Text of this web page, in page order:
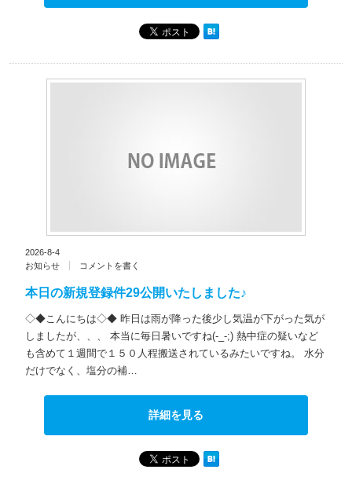
2026-8-4
お知らせ
コメントを書く
本日の新規登録件29公開いたしました♪
◇◆こんにちは◇◆ 昨日は雨が降った後少し気温が下がった気が
しましたが、、、 本当に毎日暑いですね(-_-;) 熱中症の疑いなど
も含めて１週間で１５０人程搬送されているみたいですね。 水分
だけでなく、塩分の補…
詳細を見る